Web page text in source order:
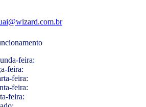
feira:
feira:
feira:
feira:
feira: